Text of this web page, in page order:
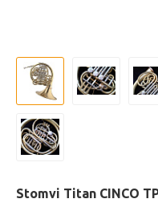
Stomvi Titan CINCO